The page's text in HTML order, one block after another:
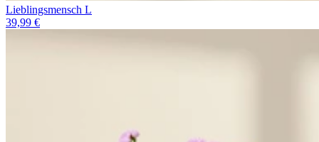
Lieblingsmensch L
39,99 €